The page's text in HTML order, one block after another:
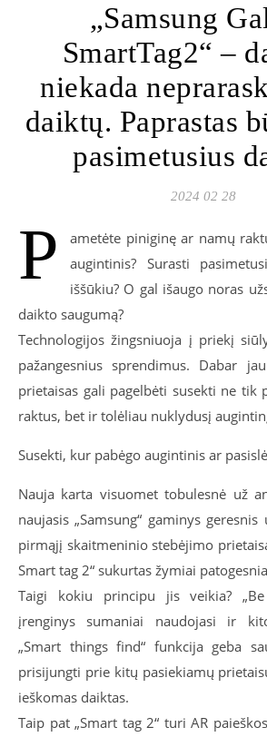
„Samsung
SmartTag2“ –
niekada
daiktų. Paprastas
pasimetusius
2024 02 28
P
ametėte piniginę ar namų
augintinis? Surasti
iššūkiu? O gal išaugo noras
daikto saugumą?
Technologijos žingsniuoja į priekį
pažangesnius sprendimus. Dabar
prietaisas gali pagelbėti susekti ne tik
raktus, bet ir tolėliau nuklydusį
Susekti, kur pabėgo augintinis ar
Nauja karta visuomet tobulesnė už
naujasis „Samsung“ gaminys
pirmąjį skaitmeninio stebėjimo
Smart tag 2“ sukurtas žymiai
Taigi kokiu principu jis veikia? „Be
įrenginys sumaniai naudojasi ir
„Smart things find“ funkcija geba
prisijungti prie kitų pasiekiamų
ieškomas daiktas.
Taip pat „Smart tag 2“ turi AR